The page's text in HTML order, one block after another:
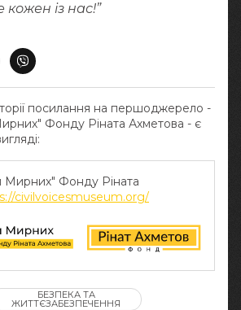
кожен із нас!”
посилання на першоджерело -
Фонду Ріната Ахметова - є
Мирних" Фонду Ріната
civilvoicesmuseum.org/
БЕЗПЕКА ТА
ЖИТТЄЗАБЕЗПЕЧЕННЯ